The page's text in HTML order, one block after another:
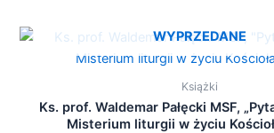
WYPRZEDANE
Książki
Ks. prof. Waldemar Pałęcki MSF,
Misterium liturgii w życiu